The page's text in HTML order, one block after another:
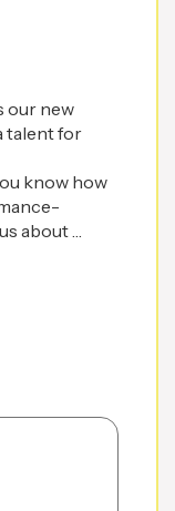
our new
talent for
know how
about …